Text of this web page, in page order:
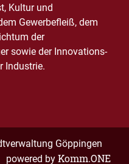
Kultur und
Gewerbefleiß, dem
der
sowie der Innovations-
Industrie.
Göppingen
powered by Komm.ONE